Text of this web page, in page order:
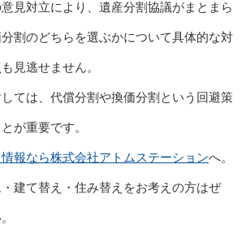
見対立により、遺産分割協議がまとまら
割のどちらを選ぶかについて具体的な対
見逃せません。
ては、代償分割や換価分割という回避策
が重要です。
報なら株式会社アトムステーションへ。
建て替え・住み替えをお考えの方はぜ